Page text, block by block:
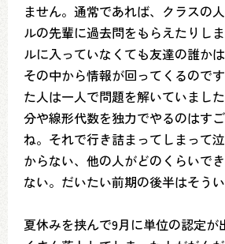
ません。通常であれば、クラスの
ルの先輩に過去問をもらえたりし
ルに入っていなくても友達の誰かは
その中から情報が回ってくるので
た人は一人で問題を解いていまし
分や線形代数を独力でやるのはす
ね。それで行き詰まってしまって
からない、他の人がどのくらいで
ない。だいたい前期の後半はそうい
夏休みを挟んで9月に単位の認定が